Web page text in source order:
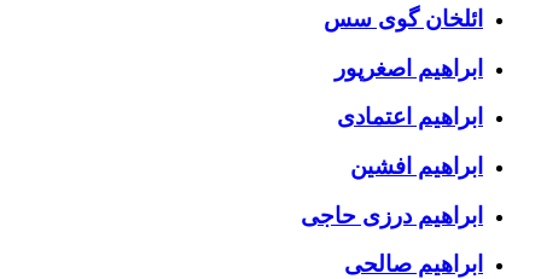
ائلخان گوی سس
ابراهیم اصغرپور
ابراهیم اعتمادی
ابراهیم افشین
ابراهیم درزی حاجی
ابراهیم صالحی